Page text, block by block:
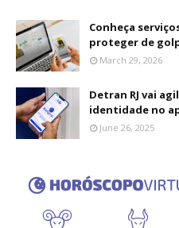
Conheça
proteger de
March 29, 2026
Detran RJ vai
identidade no
June 26, 2025